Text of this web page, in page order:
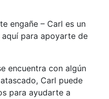
engañe – Carl es un
para apoyarte de
encuentra con algún
Carl puede
para ayudarte a